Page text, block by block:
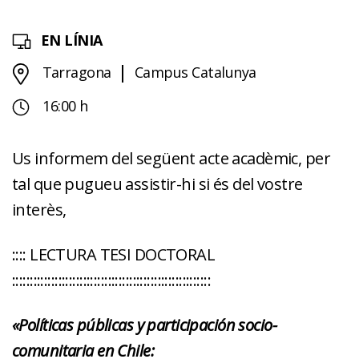
EN LÍNIA
Tarragona
Campus Catalunya
16:00 h
Us informem del següent acte acadèmic, per
tal que pugueu assistir-hi si és del vostre
interès,
:::: LECTURA TESI DOCTORAL
::::::::::::::::::::::::::::::::::::::::::::::::::::::::
«Políticas públicas y participación socio-
comunitaria en Chile: